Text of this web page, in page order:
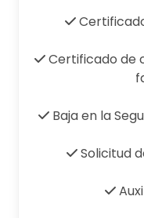
Certificado de
Baja en la
Solicitud